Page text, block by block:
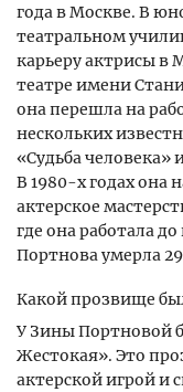
года в Москве. В
театральном
карьеру актрисы в
театре имени
она перешла на
нескольких
«Судьба человека»
В 1980-х годах она
актерское
где она работала
Портнова умерла
Какой прозвище
У Зины Портновой
Жестокая». Это
актерской игрой и